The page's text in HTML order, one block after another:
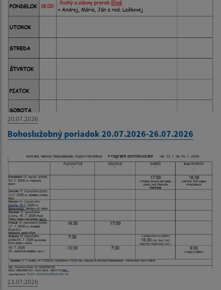
20.07.2026
Bohoslužobný poriadok 20.07.2026-26.07.2026
13.07.2026